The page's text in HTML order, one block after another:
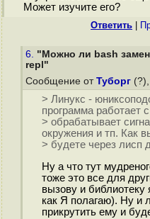
Может изучите его?
Ответить
6. "Можно ли bash
repl"
Сообщение от Туборг
> Линукс -
программа работает
> обрабатывает
окружения и тп. Как
> будете через лисп
Ну а что тут
тоже это все для
вызову и библиотеку
как Я полагаю). Ну и
прикрутить ему и